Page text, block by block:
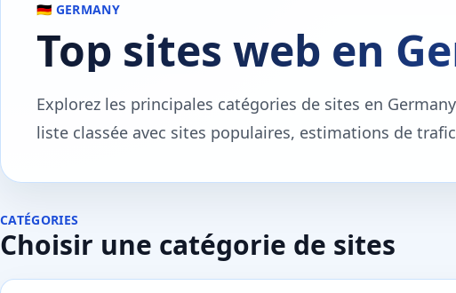
🇩🇪 GERMANY
Top sites web en
Explorez les principales catégories de sites en
liste classée avec sites populaires, estimations de
CATÉGORIES
Choisir une catégorie de sites